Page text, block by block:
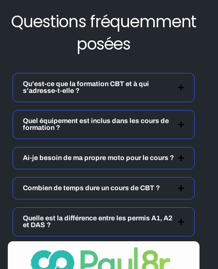
Questions fréquemment
posées
Qu'est-ce que la formation CBT et à qui
s'adresse-t-elle ?
Quel équipement est inclus dans les cours de
formation ?
Ai-je besoin de ma propre moto pour le cours ?
Combien de temps dure un cours de CBT ?
Quelle est la différence entre les permis A1, A2
et DAS ?